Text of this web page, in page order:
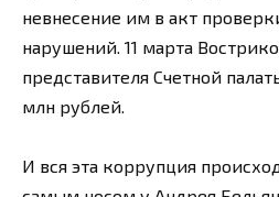
невнесение им в акт
нарушений. 11 марта
представителя Счетной
млн рублей.
И вся эта коррупция